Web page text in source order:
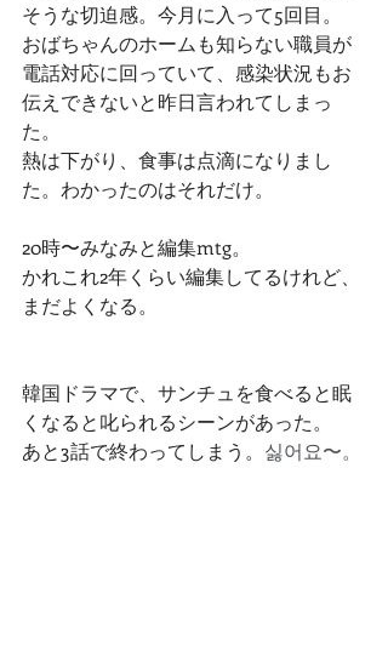
そうな切迫感。今月に入って5回目。
おばちゃんのホームも知らない職員が
電話対応に回っていて、感染状況もお
伝えできないと昨日言われてしまっ
た。
熱は下がり、食事は点滴になりまし
た。わかったのはそれだけ。
20時〜みなみと編集mtg。
かれこれ2年くらい編集してるけれど、
まだよくなる。
韓国ドラマで、サンチュを食べると眠
くなると叱られるシーンがあった。
あと3話で終わってしまう。 싫어요〜。